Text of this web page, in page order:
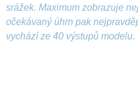
srážek. Maximum zobrazuje
očekávaný úhrn pak
vychází ze 40 výstupů modelu.